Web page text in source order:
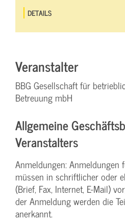
DETAILS
Veranstalter
BBG Gesellschaft für
Betreuung mbH
Allgemeine
Veranstalters
Anmeldungen: Anmeldungen
müssen in schriftlicher oder
(Brief, Fax, Internet, E-Mail)
der Anmeldung werden die
anerkannt.